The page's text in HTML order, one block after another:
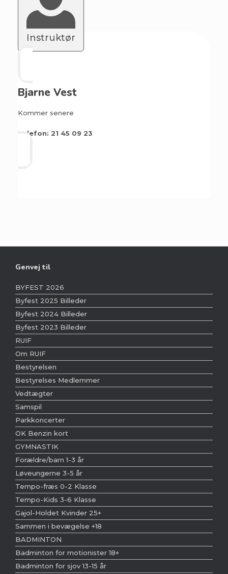
Instruktør
Bjarne Vest
Kommer senere
Telefon: 21 45 09 23
Genvej til
BYFEST 2026
Byfest 2025 Billeder
Byfest 2024 Billeder
Byfest 2023 Billeder
RUIF
Om RUIF
Bestyrelsen
Bestyrelses Medlemmer
Vedtægter
Samspil
Parkkoncerter
OK Benzin kort
GYMNASTIK
Forældre/barn 1-3 år
Løveungerne 3-5 år
Tempo-fræs 0-2 Klasse
Tempo-Kids 3-6 Klasse
Gajol-Holdet Kvinder 25+
Sammen i bevægelse +18
BADMINTON
Badminton for motionister 18+
Badminton for sjov 13-15 år